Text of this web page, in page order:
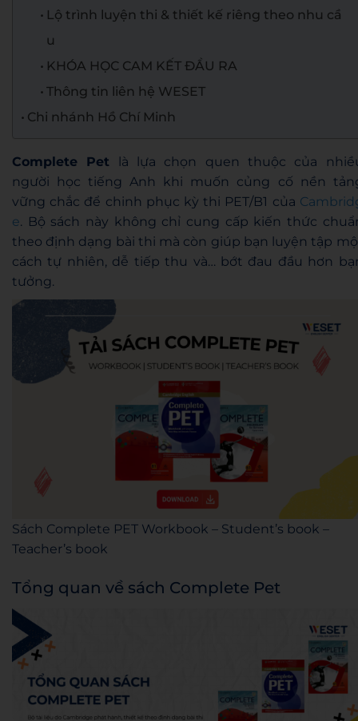
Lộ trình luyện thi & thiết kế riêng theo nhu cầ
u
KHÓA HỌC CAM KẾT ĐẦU RA
Thông tin liên hệ WESET
Chi nhánh Hồ Chí Minh
Complete Pet là lựa chọn quen thuộc của
người học tiếng Anh khi muốn củng cố nền
vững chắc để chinh phục kỳ thi PET/B1 của
e. Bộ sách này không chỉ cung cấp kiến thức
theo định dạng bài thi mà còn giúp bạn luyện tập
cách tự nhiên, dễ tiếp thu và… bớt đau đầu hơn
tưởng.
Sách Complete PET Workbook – Student’s book –
Teacher’s book
Tổng quan về sách Complete Pet